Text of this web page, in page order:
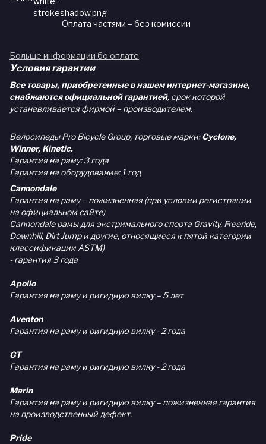
Оплата частями – без комиссии
Больше информации бо оплате
Условия гарантии
Все товары, приобретенные в нашем интернет-магазине,
снабжаются официальной гарантией, срок которой
устанавливается фирмой – производителем.
Велосипеды Pro Bicycle Group, торговые марки:Cyclone,
Winner, Kinetic.
Гарантия на раму: 3 года
Гарантия на оборудование: 1 год
Cannondale
Гарантия на раму – пожизненная (при условии регистрации
на официальном сайте)
Cannondale рамы для экстримального спорта Gravity, Freeride,
Downhill, Dirt Jump и другие, относящиеся к пятой категории
классификации ASTM)
- гарантия 3 года
Apollo
Гарантия на раму и ригидную вилку – 5 лет
Aventon
Гарантия на раму и ригидную вилку - 2 года
GT
Гарантия на раму и ригидную вилку - 2 года
Marin
Гарантия на раму и ригидную вилку – пожизненная гарантия
на производственный дефект.
Pride